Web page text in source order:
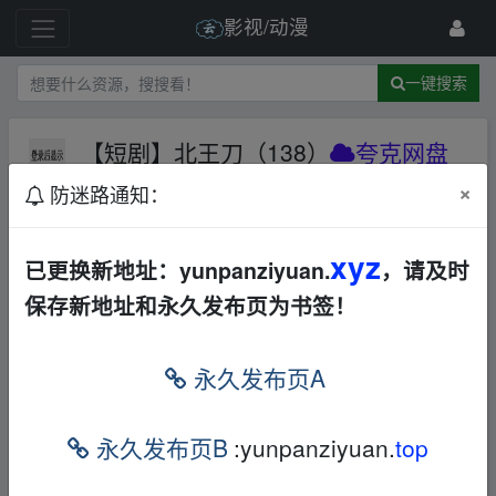
影视/动漫
一键搜索
【短剧】北王刀（138） 夸克网盘
华语 喜剧
下载链接：▂fr_om w‥ww.y_un pan▂zi﹏yu an.xy▂z
▂fr_om w‥ww.y_un pan▂zi﹏yu an.xy▂z
▂fr_om w‥ww.y_un pan▂zi﹏yu an.xy▂z
防迷路通知： ×
已更换新地址：yunpanziyuan.xyz，请及时
保存新地址和永久发布页为书签！
永久发布页A
永久发布页B :yunpanziyuan.top